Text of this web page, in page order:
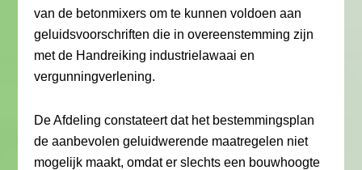
van de betonmixers om te kunnen voldoen aan
geluidsvoorschriften die in overeenstemming zijn
met de Handreiking industrielawaai en
vergunningverlening.
De Afdeling constateert dat het bestemmingsplan
de aanbevolen geluidwerende maatregelen niet
mogelijk maakt, omdat er slechts een bouwhoogte